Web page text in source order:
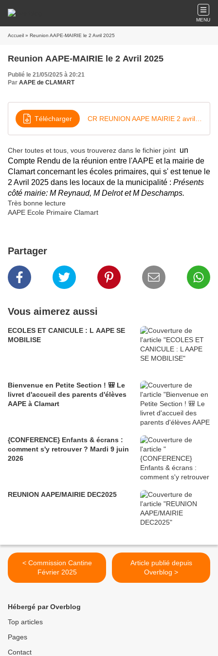
MENU
Accueil » Reunion AAPE-MAIRIE le 2 Avril 2025
Reunion AAPE-MAIRIE le 2 Avril 2025
Publié le 21/05/2025 à 20:21
Par AAPE de CLAMART
Télécharger
Cher toutes et tous, vous trouverez dans le fichier joint un
Compte Rendu de la réunion entre l'AAPE et la mairie de
Clamart concernant les écoles primaires, qui s' est tenue le
2 Avril 2025 dans les locaux de la municipalité : Présents
côté mairie: M Reynaud, M Delrot et M Deschamps.
Très bonne lecture
AAPE Ecole Primaire Clamart
Partager
Vous aimerez aussi
ECOLES ET CANICULE : L AAPE SE
MOBILISE
Bienvenue en Petite Section ! 🎒 Le
livret d'accueil des parents d'élèves
AAPE à Clamart
{CONFERENCE} Enfants & écrans :
comment s'y retrouver ? Mardi 9 juin
2026
REUNION AAPE/MAIRIE DEC2025
< Commission Cantine
Février 2025
Article publié depuis
Overblog >
Hébergé par Overblog
Top articles
Pages
Contact